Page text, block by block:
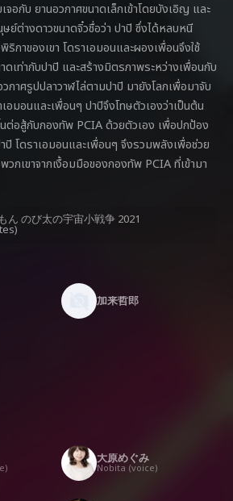
อกับ ยานอวกาศขนาดเล็กเข้าโดยบังเอิญ และ
ย์ต่างดาวขนาดจิ๋วชื่อว่า ปาปิ ซึ่งได้หลบหนี
กาของเขา โดราเอมอนและผองเพื่อนจึงใช้
ดเท่ากับปาปิ และสร้างมิตรภาพระหว่างเพื่อนกับ
กาศรูปปลาวาฬไล่ตามปาปิ มายังโลกเพื่อมาจับ
อมอนและเพื่อนๆ ปาปิจึงโทษตัวเองว่าเป็นต้น
ต่อสู้กับกองทัพ PCIA ด้วยตัวเอง เพื่อปกป้อง
ปิ โดราเอมอนและเพื่อนๆ จึงรวมพลังเพื่อช่วย
วกเขาจากเงื้อมมือของกองทัพ PCIA ที่เข้ามา
ん のび太の宇宙小戦争 2021
加来哲郎
大原めぐみ
Nobita (voice)